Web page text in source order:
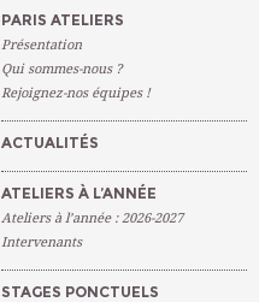
PARIS ATELIERS
Présentation
Qui sommes-nous ?
Rejoignez-nos équipes !
ACTUALITÉS
ATELIERS À L’ANNÉE
Ateliers à l’année : 2026-2027
Intervenants
STAGES PONCTUELS